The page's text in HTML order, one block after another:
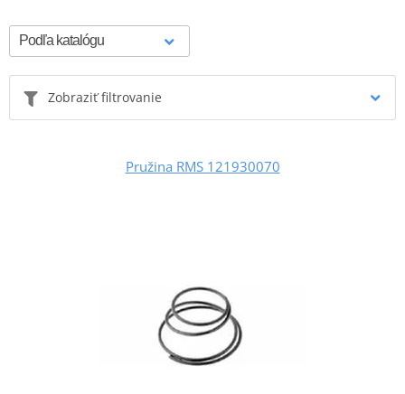
Zobraziť filtrovanie
Pružina RMS 121930070